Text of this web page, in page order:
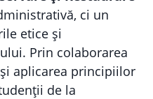
ci un
etice și
Prin colaborarea
aplicarea principiilor
de la